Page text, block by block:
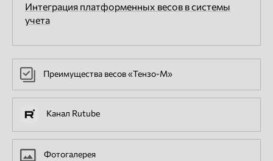
Интеграция платформенных весов в системы
учета
Преимущества весов «Тензо-М»
Канал Rutube
Фотогалерея